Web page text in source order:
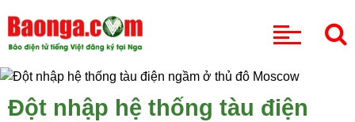
Đột nhập hệ thống tàu điện